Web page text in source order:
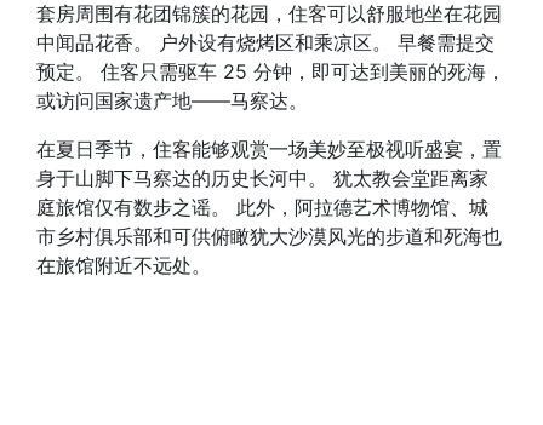
套房周围有花团锦簇的花园，住客可以舒服地坐在花园
中闻品花香。 户外设有烧烤区和乘凉区。 早餐需提交
预定。 住客只需驱车 25 分钟，即可达到美丽的死海，
或访问国家遗产地——马察达。
在夏日季节，住客能够观赏一场美妙至极视听盛宴，置
身于山脚下马察达的历史长河中。 犹太教会堂距离家
庭旅馆仅有数步之谣。 此外，阿拉德艺术博物馆、城
市乡村俱乐部和可供俯瞰犹大沙漠风光的步道和死海也
在旅馆附近不远处。